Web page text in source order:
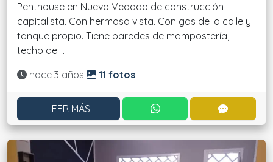
Penthouse en Nuevo Vedado de construcción
capitalista. Con hermosa vista. Con gas de la calle y
tanque propio. Tiene paredes de mampostería,
techo de....
Actualizado:
hace 3 años 11 fotos
¡LEER MÁS! CONTACTAR POR